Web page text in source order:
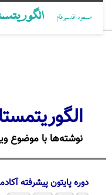
مسعود اقدسی‌فام
نوشته‌ها با موضوع
دوره پایتون پیشرفته